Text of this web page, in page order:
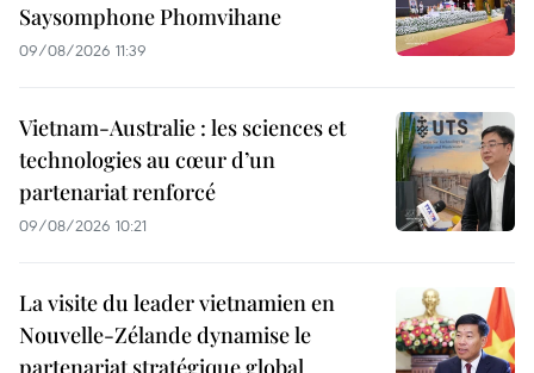
Saysomphone Phomvihane
09/08/2026 11:39
Vietnam-Australie : les sciences et
technologies au cœur d’un
partenariat renforcé
09/08/2026 10:21
La visite du leader vietnamien en
Nouvelle-Zélande dynamise le
partenariat stratégique global